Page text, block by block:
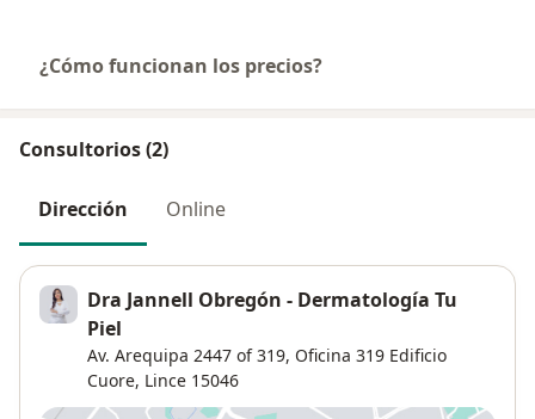
¿Cómo funcionan los precios?
Consultorios (2)
Dirección Online
Dra Jannell Obregón - Dermatología Tu
Piel
Av. Arequipa 2447 of 319, Oficina 319 Edificio
Cuore, Lince 15046